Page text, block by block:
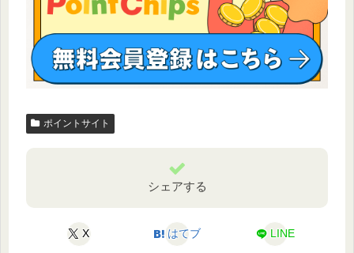
ポイントサイト
シェアする
X はてブ LINE